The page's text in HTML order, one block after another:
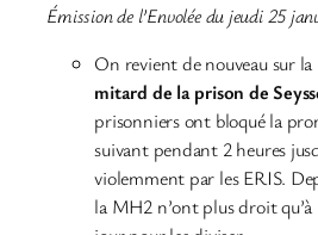
Émission de l’Envolée du jeudi 25
On revient de nouveau sur la
mitard de la prison de
prisonniers ont bloqué la
suivant pendant 2 heures
violemment par les ERIS.
la MH2 n’ont plus droit